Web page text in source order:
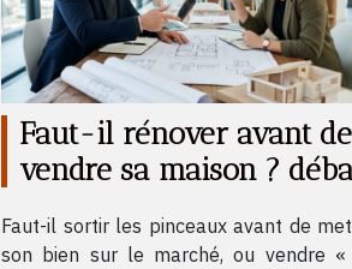
Faut-il rénover avant de
vendre sa maison ?
Faut-il sortir les pinceaux avant de
son bien sur le marché, ou vendre «